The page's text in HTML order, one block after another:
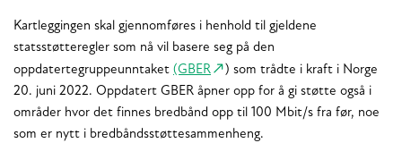
Kartleggingen skal gjennomføres i henhold til gjeldene
statsstøtteregler som nå vil basere seg på den
oppdatertegruppeunntaket (GBER
) som trådte i kraft i Norge
20. juni 2022. Oppdatert GBER åpner opp for å gi støtte også i
områder hvor det finnes bredbånd opp til 100 Mbit/s fra før, noe
som er nytt i bredbåndsstøttesammenheng.